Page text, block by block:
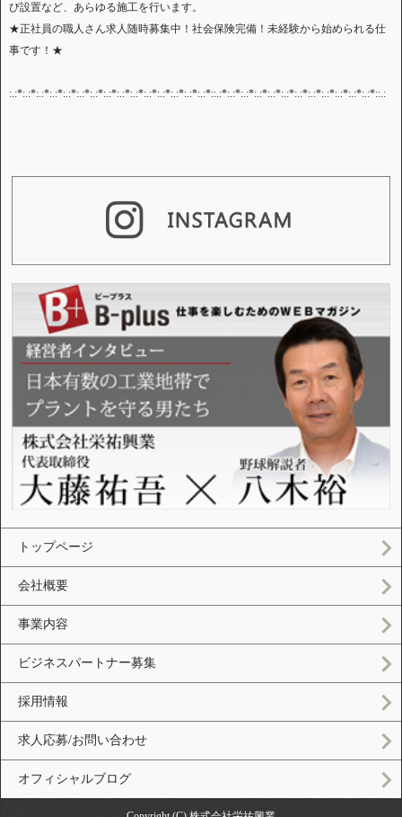
び設置など、あらゆる施工を行います。
★正社員の職人さん求人随時募集中！社会保険完備！未経験から始められる仕
事です！★
:.:*:.:*:.:*:.:*:.:*:.:*:.:*:.:*:.:*:.:*:.:*:.:*:.:*:.:*:.:*::.:*:.:*:.:*:.:*:.:*:.:*:.:*:.:*:.:*:.:*:.:*:.:*::.:
トップページ
会社概要
事業内容
ビジネスパートナー募集
採用情報
求人応募/お問い合わせ
オフィシャルブログ